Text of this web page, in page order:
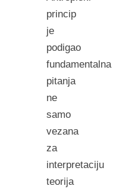
princip
je
podigao
fundamentalna
pitanja
ne
samo
vezana
za
interpretaciju
teorija